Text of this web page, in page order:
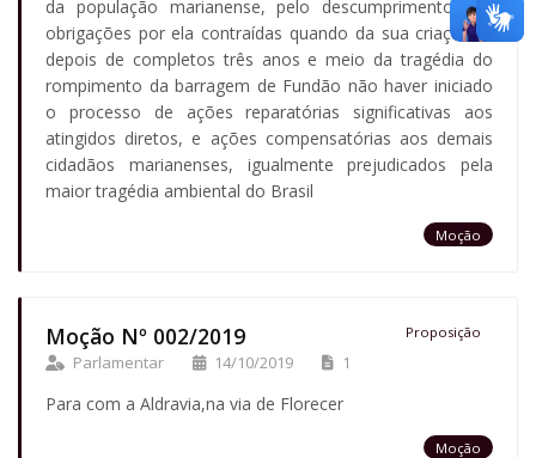
da população marianense, pelo descumprimento das
obrigações por ela contraídas quando da sua criação e,
depois de completos três anos e meio da tragédia do
rompimento da barragem de Fundão não haver iniciado
o processo de ações reparatórias significativas aos
atingidos diretos, e ações compensatórias aos demais
cidadãos marianenses, igualmente prejudicados pela
maior tragédia ambiental do Brasil
Moção
Moção Nº 002/2019 Proposição
Parlamentar 14/10/2019 1
Para com a Aldravia,na via de Florecer
Moção